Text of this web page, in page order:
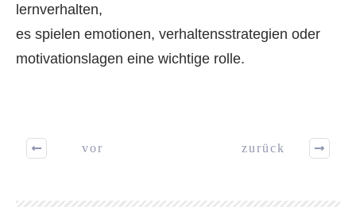
lernverhalten,
es spielen emotionen, verhaltensstrategien oder
motivationslagen eine wichtige rolle.
vor zurück